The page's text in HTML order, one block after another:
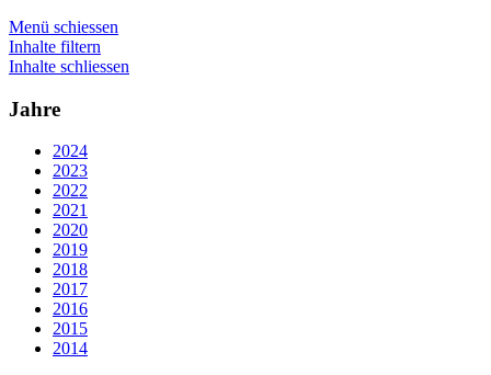
Menü schiessen
Inhalte filtern
Inhalte schliessen
Jahre
2024
2023
2022
2021
2020
2019
2018
2017
2016
2015
2014